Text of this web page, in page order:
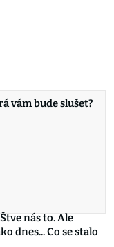
vám bude slušet?
nás to. Ale
dnes... Co se stalo